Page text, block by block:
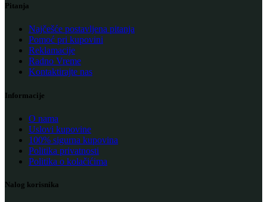
Pitanja
Najčešće postavljena pitanja
Pomoć pri kupovini
Reklamacije
Radno Vreme
Kontaktirajte nas
Informacije
O nama
Uslovi kupovine
100% sigurna kupovina
Politika privatnosti
Politika o kolačićima
Nalog korisnika